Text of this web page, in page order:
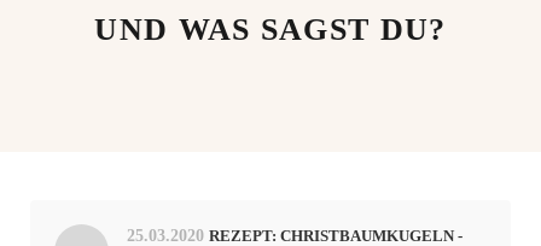
UND WAS SAGST DU?
25.03.2020 REZEPT: CHRISTBAUMKUGELN -